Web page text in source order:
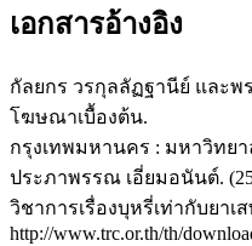
เอกสารอ้างอิง
กัลยกร วรกุลลัฏฐานีย์ และพ
โฆษณาเบื้องต้น.
กรุงเทพมหานคร : มหาวิทย
ประภาพรรณ เอี่ยมอนันต์.
วิชาการเรื่องบุหรี่เท่ากับยาเ
http://www.trc.or.th/th/